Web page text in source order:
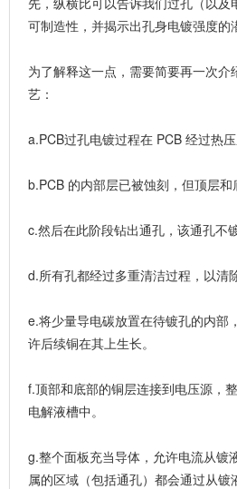
可制造性，并揭示出孔身电镀强度的
为了解释这一点，需要简要再一次介
艺：
a.PCB过孔电镀过程在 PCB 经过热压
b.PCB 的内部层已被蚀刻，但顶层和
c.然后在此阶段钻出通孔，该通孔不
d.所有孔都经过多重清洁过程，以清
e.将少量导电碳放置在待镀孔的内部
许后续铜在其上生长。
f.顶部和底部的铜层连接到电压源，
电解液槽中。
g.整个面板充当导体，允许电流从镀
属的区域（包括通孔）都会通过从